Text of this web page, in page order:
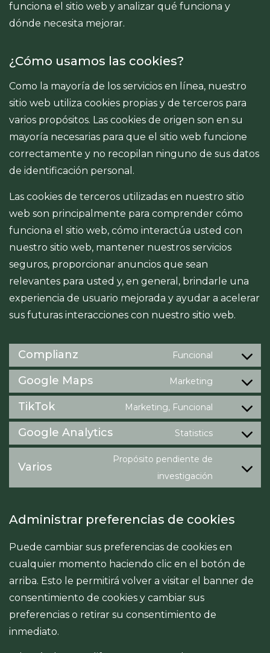
funciona el sitio web y analizar qué funciona y
dónde necesita mejorar.
¿Cómo usamos las cookies?
Como la mayoría de los servicios en línea, nuestro
sitio web utiliza cookies propias y de terceros para
varios propósitos. Las cookies de origen son en su
mayoría necesarias para que el sitio web funcione
correctamente y no recopilan ninguno de sus datos
de identificación personal.
Las cookies de terceros utilizadas en nuestro sitio
web son principalmente para comprender cómo
funciona el sitio web, cómo interactúa usted con
nuestro sitio web, mantener nuestros servicios
seguros, proporcionar anuncios que sean
relevantes para usted y, en general, brindarle una
experiencia de usuario mejorada y ayudar a acelerar
sus futuras interacciones con nuestro sitio web.
Complianz Funcional
Google Maps Marketing
TikTok Marketing, Funcional
Google Analytics Statistics
Varios
Propósito pendiente de
investigación
Administrar preferencias de cookies
Puede cambiar sus preferencias de cookies en
cualquier momento haciendo clic en el botón de
arriba. Esto le permitirá volver a visitar el banner de
consentimiento de cookies y cambiar sus
preferencias o retirar su consentimiento de
inmediato.